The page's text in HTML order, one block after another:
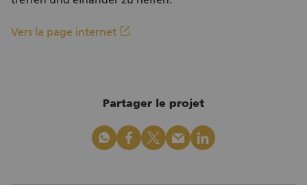
Vers la page internet linkout
Partager le projet
whatsapp facebook x_logo mail linkedin